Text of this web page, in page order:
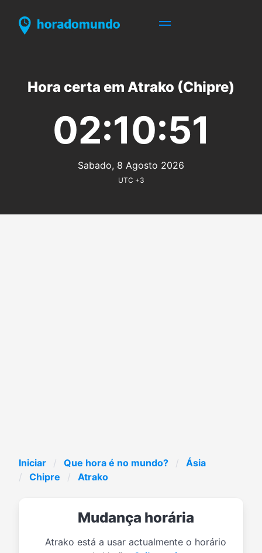
Hora certa em Atrako (Chipre)
02:10:51
Sabado, 8 Agosto 2026
UTC +3
Iniciar Que hora é no mundo?
Ásia
Chipre
Atrako
Mudança horária
Atrako está a usar actualmente o horário